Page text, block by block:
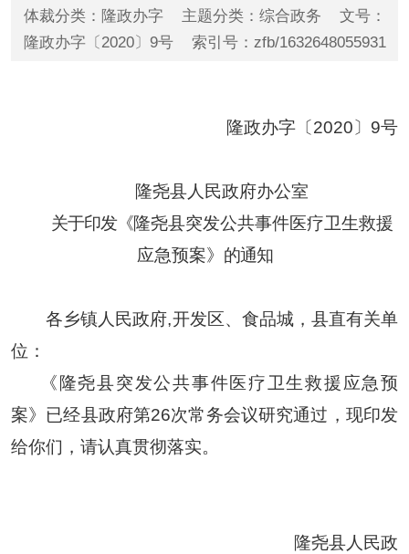
体裁分类：隆政办字 主题分类：综合政务 文号：
隆政办字〔2020〕9号 索引号：zfb/1632648055931
隆政办字 〔 2020 〕 9号
隆尧县人民政府办公室
关于印发《隆尧县突发公共事件医疗卫生救援
应急预案》 的通知
各乡镇人民政府,开发区、食品城， 县直有关单
位：
《 隆尧县突发公共事件医疗卫生救援应急预
案》已经县政府第26次常务会议研究通过， 现印发
给你们，请认真贯彻落实。
隆尧县人民政